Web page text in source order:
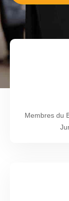
Membres du